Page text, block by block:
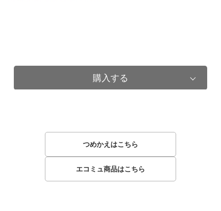
購入する
つめかえはこちら
エコミュ商品はこちら